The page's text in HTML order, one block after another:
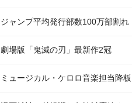
ジャンプ平均発行部数100万部割れ
劇場版「鬼滅の刃」最新作2冠
ミュージカル・ケロロ音楽担当降板